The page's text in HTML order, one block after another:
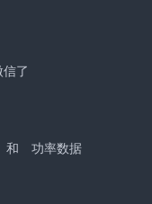
了
和 功率数据